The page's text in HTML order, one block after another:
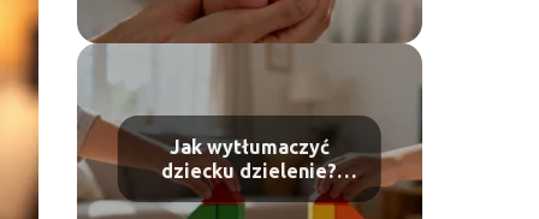
Jak wytłumaczyć
dziecku dzielenie?
Proste metody i